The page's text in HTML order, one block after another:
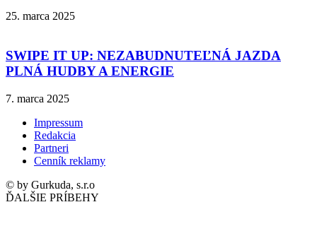
25. marca 2025
SWIPE IT UP: NEZABUDNUTEĽNÁ JAZDA
PLNÁ HUDBY A ENERGIE
7. marca 2025
Impressum
Redakcia
Partneri
Cenník reklamy
© by Gurkuda, s.r.o
ĎALŠIE PRÍBEHY